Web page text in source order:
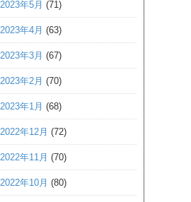
2023年5月 (71)
2023年4月 (63)
2023年3月 (67)
2023年2月 (70)
2023年1月 (68)
2022年12月 (72)
2022年11月 (70)
2022年10月 (80)